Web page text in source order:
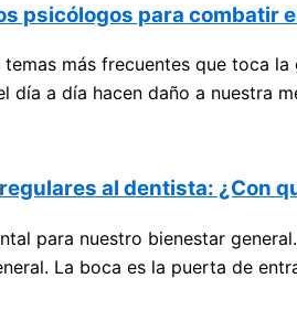
psicólogos para combatir
más frecuentes que toca
día a día hacen daño a nuestra
al dentista: ¿Con
para nuestro bienestar
La boca es la puerta de